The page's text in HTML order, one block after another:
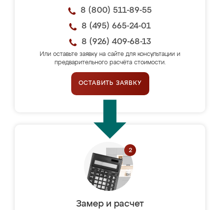
8 (800) 511-89-55
8 (495) 665-24-01
8 (926) 409-68-13
Или оставьте заявку на сайте для консультации и
предварительного расчёта стоимости.
ОСТАВИТЬ ЗАЯВКУ
Замер и расчет